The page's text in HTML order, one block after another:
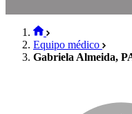
Equipo médico
Gabriela Almeida,